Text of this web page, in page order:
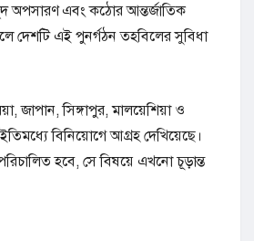
অপসারণ এবং কঠোর আন্তর্জাতিক
দেশটি এই পুনর্গঠন তহবিলের সুবিধা
জাপান, সিঙ্গাপুর, মালয়েশিয়া ও
ইতিমধ্যে বিনিয়োগে আগ্রহ দেখিয়েছে।
হবে, সে বিষয়ে এখনো চূড়ান্ত